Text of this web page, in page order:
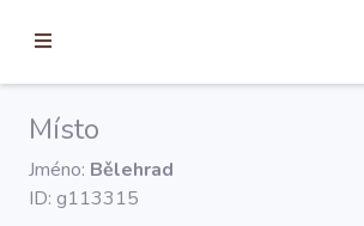
Úvod
Místo
Jméno: Bělehrad
ID: g113315